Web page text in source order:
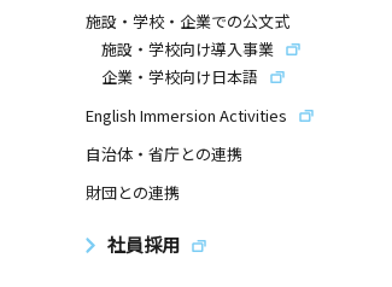
施設・学校・企業での公文式
施設・学校向け導入事業
企業・学校向け日本語
English Immersion Activities
自治体・省庁との連携
財団との連携
社員採用